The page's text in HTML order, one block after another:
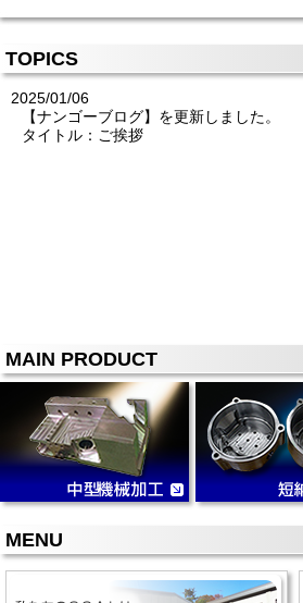
TOPICS
2025/01/06
【ナンゴーブログ】を更新しました。
タイトル：ご挨拶
MAIN PRODUCT
MENU